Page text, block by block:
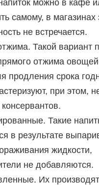
можно в кафе
самому, в магазинах
не встречается.
Такой вариант
отжима
продления срока
при этом,
Такие
в результате
жидкости,
не добавляются.
Их